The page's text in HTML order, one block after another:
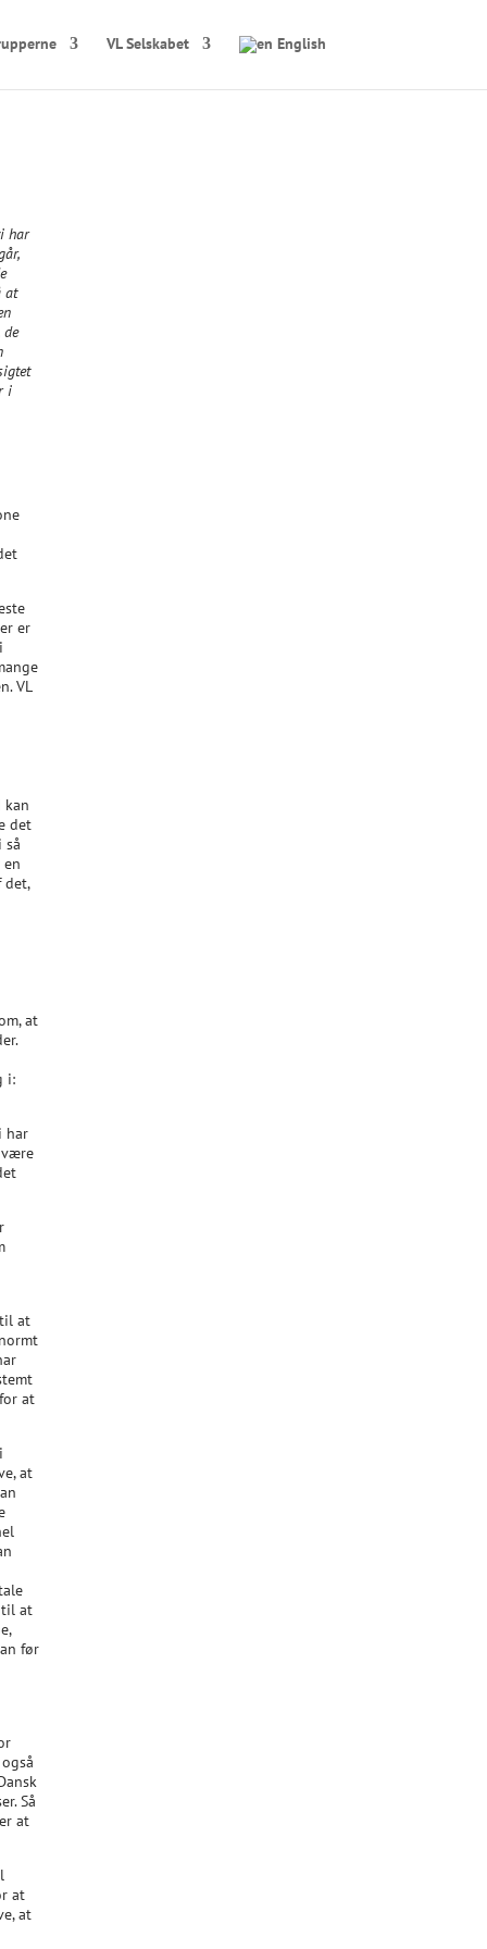
VL Selskabet English
har
at
de
i
er
VL
kan
det
så
det,
at
i:
har
være
at
at
at
til at
før
Så
at
at
at